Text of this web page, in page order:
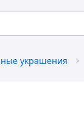
украшения